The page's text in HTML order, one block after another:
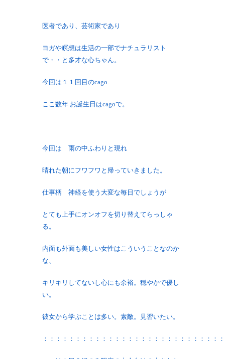
医者であり、芸術家であり
ヨガや瞑想は生活の一部でナチュラリスト
で・・と多才な心ちゃん。
今回は１１回目のcago.
ここ数年 お誕生日はcagoで。
今回は 雨の中ふわりと現れ
晴れた朝にフワフワと帰っていきました。
仕事柄 神経を使う大変な毎日でしょうが
とても上手にオンオフを切り替えてらっしゃ
る。
内面も外面も美しい女性はこういうことなのか
な、
キリキリしてないし心にも余裕。穏やかで優し
い。
彼女から学ぶことは多い。素敵。見習いたい。
：：：：：：：：：：：：：：：：：：：：：：：：：：：